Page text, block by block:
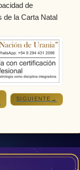
de
de la Carta Natal
SIGUIENTE →